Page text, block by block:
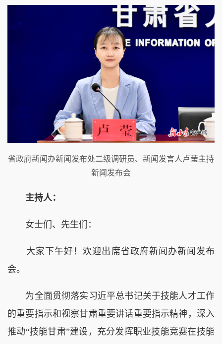
省政府新闻办新闻发布处二级调研员、新闻发言人卢莹主持
新闻发布会
主持人：
女士们、先生们：
大家下午好！欢迎出席省政府新闻办新闻发布
会。
为全面贯彻落实习近平总书记关于技能人才工作
的重要指示和视察甘肃重要讲话重要指示精神，深入
推动“技能甘肃”建设，充分发挥职业技能竞赛在技能